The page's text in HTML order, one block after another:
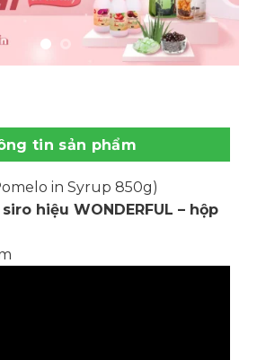
tin sản phẩm
in Syrup 850g)
hiệu WONDERFUL – hộp